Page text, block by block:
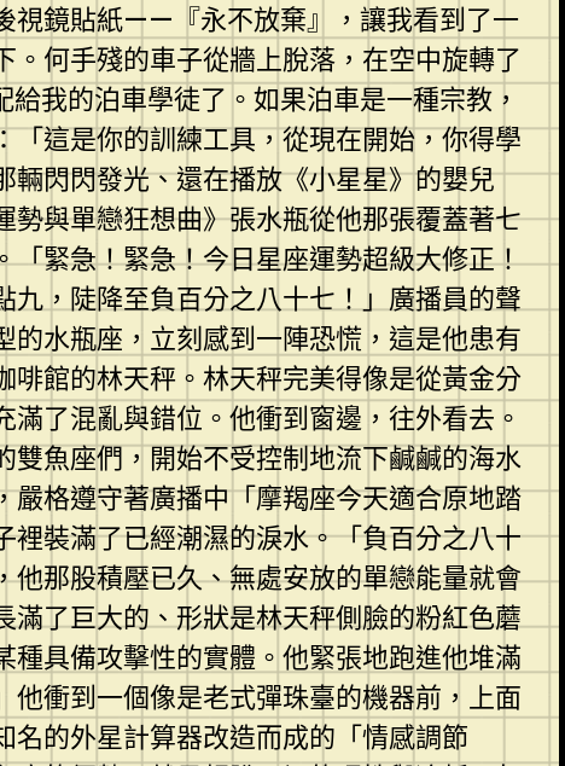
視鏡貼紙——『永不放棄』，讓我看到了一
何手殘的車子從牆上脫落，在空中旋轉了
我的泊車學徒了。如果泊車是一種宗教，
這是你的訓練工具，從現在開始，你得學
閃閃發光、還在播放《小星星》的嬰兒
與單戀狂想曲》張水瓶從他那張覆蓋著七
緊急！緊急！今日星座運勢超級大修正！
，陡降至負百分之八十七！」廣播員的聲
水瓶座，立刻感到一陣恐慌，這是他患有
啡館的林天秤。林天秤完美得像是從黃金分
了混亂與錯位。他衝到窗邊，往外看去。
雙魚座們，開始不受控制地流下鹹鹹的海水
格遵守著廣播中「摩羯座今天適合原地踏
裝滿了已經潮濕的淚水。「負百分之八十
那股積壓已久、無處安放的單戀能量就會
了巨大的、形狀是林天秤側臉的粉紅色蘑
具備攻擊性的實體。他緊張地跑進他堆滿
衝到一個像是老式彈珠臺的機器前，上面
的外星計算器改造而成的「情感調節